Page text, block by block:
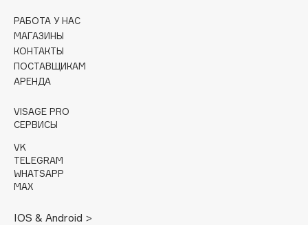
Crescina
Cunzite
Curaprox
D
d'Alba
DABO
DARLING*
РАБОТА У НАС
МАГАЗИНЫ
КОНТАКТЫ
ПОСТАВЩИКАМ
АРЕНДА
VISAGE PRO
СЕРВИСЫ
VK
TELEGRAM
WHATSAPP
MAX
IOS & Android >